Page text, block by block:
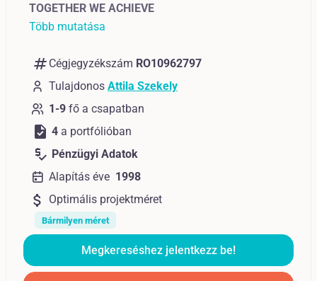
TOGETHER WE ACHIEVE
Több mutatása
numbers Cégjegyzékszám RO10962797
Tulajdonos Attila Szekely
1-9 fő a csapatban
task 4 a portfólióban
price_check Pénzügyi Adatok
Alapítás éve 1998
attach_money Optimális projektméret
Bármilyen méret
Megkereséshez jelentkezz be!